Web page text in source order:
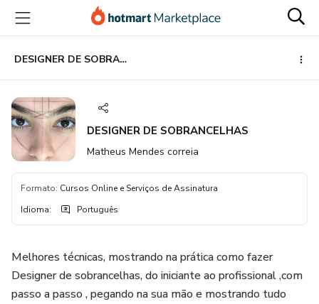
para
conteúdo
principal
para
pagamento
para
rodapé
DESIGNER DE SOBRANCELHAS
DESIGNER DE SOBRANCELHAS
Matheus Mendes correia
Formato: Cursos Online e Serviços de Assinatura
Idioma: Português
Melhores técnicas, mostrando na prática como fazer
Designer de sobrancelhas, do iniciante ao profissional ,com
passo a passo , pegando na sua mão e mostrando tudo